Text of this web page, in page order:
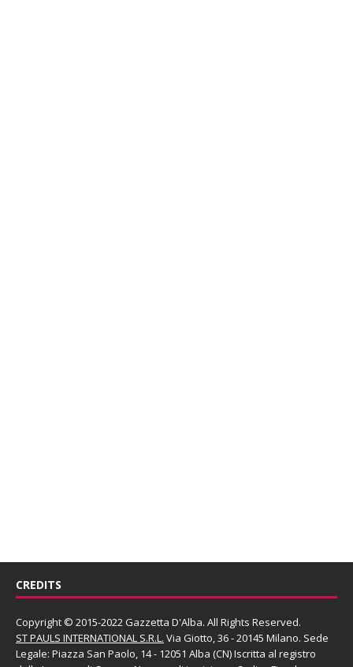
CREDITS
Copyright © 2015-2022 Gazzetta D'Alba. All Rights Reserved.
ST PAULS INTERNATIONAL S.R.L. Via Giotto, 36 - 20145 Milano. Sede
Legale: Piazza San Paolo, 14 - 12051 Alba (CN) Iscritta al registro